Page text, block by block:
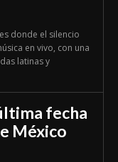
donde el silencio
en vivo, con una
latinas y
fecha
México